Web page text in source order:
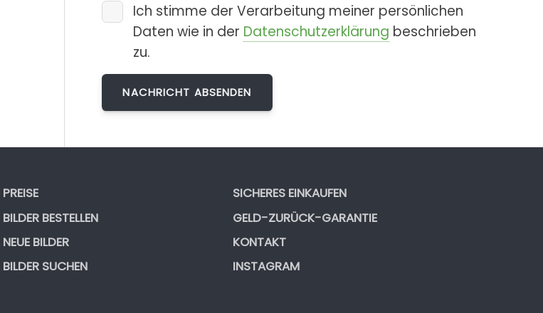
Ich stimme der Verarbeitung meiner persönlichen
Daten wie in der Datenschutzerklärung beschrieben
zu.
PREISE
BILDER BESTELLEN
NEUE BILDER
BILDER SUCHEN
SICHERES EINKAUFEN
GELD-ZURÜCK-GARANTIE
KONTAKT
INSTAGRAM